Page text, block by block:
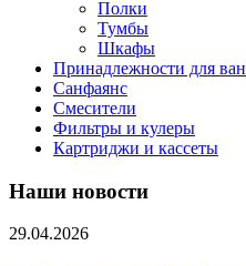
Полки
Тумбы
Шкафы
Принадлежности для
Санфаянс
Смесители
Фильтры и кулеры
Картриджи и кассеты
Наши новости
29.04.2026